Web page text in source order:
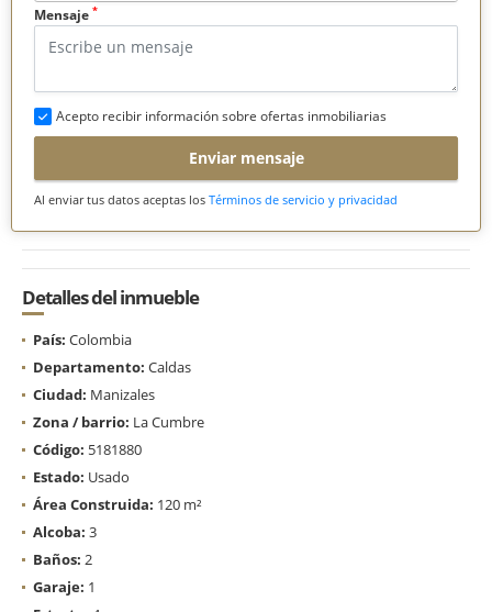
Mensaje *
Acepto recibir información sobre ofertas inmobiliarias
Enviar mensaje
Al enviar tus datos aceptas los Términos de servicio y privacidad
Detalles del inmueble
País: Colombia
Departamento: Caldas
Ciudad: Manizales
Zona / barrio: La Cumbre
Código: 5181880
Estado: Usado
Área Construida: 120 m²
Alcoba: 3
Baños: 2
Garaje: 1